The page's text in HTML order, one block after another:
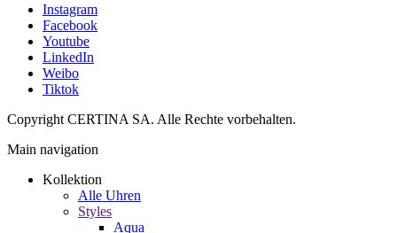
Instagram
Facebook
Youtube
LinkedIn
Weibo
Tiktok
Copyright CERTINA SA. Alle Rechte vorbehalten.
Main navigation
Kollektion
Alle Uhren
Styles
Aqua